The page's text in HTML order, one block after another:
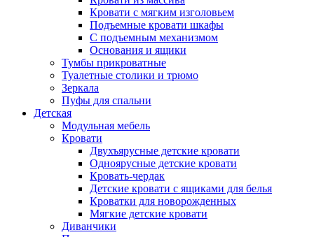
Кровати с мягким изголовьем
Подъемные кровати шкафы
С подъемным механизмом
Основания и ящики
Тумбы прикроватные
Туалетные столики и трюмо
Зеркала
Пуфы для спальни
Детская
Модульная мебель
Кровати
Двухъярусные детские кровати
Одноярусные детские кровати
Кровать-чердак
Детские кровати с ящиками для белья
Кроватки для новорожденных
Мягкие детские кровати
Диванчики